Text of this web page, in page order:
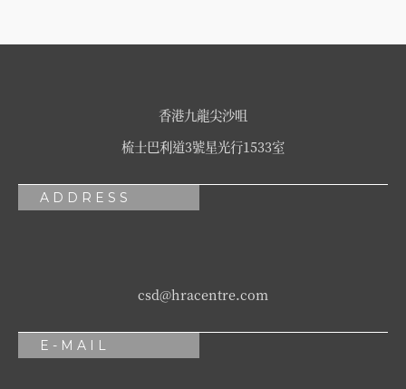
香港九龍尖沙咀
梳士巴利道3號星光行1533室
ADDRESS
csd@hracentre.com
E-MAIL